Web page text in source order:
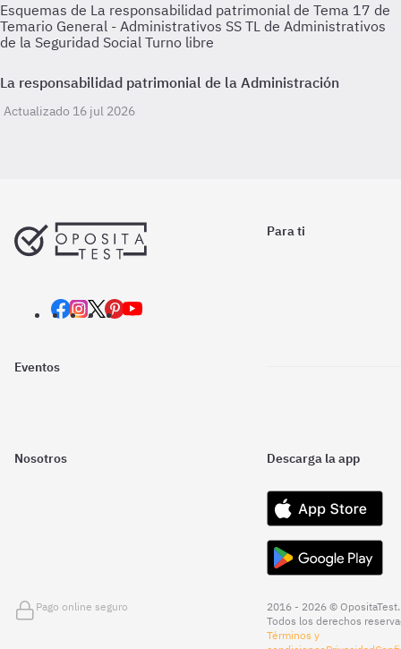
Esquemas de La responsabilidad patrimonial de Tema 17 de
Temario General - Administrativos SS TL de Administrativos
de la Seguridad Social Turno libre
La responsabilidad patrimonial de la Administración
Actualizado 16 jul 2026
Para ti
Eventos
Nosotros Descarga la app
Pago online seguro
2016 - 2026 © OpositaTest.
Todos los derechos
Términos y